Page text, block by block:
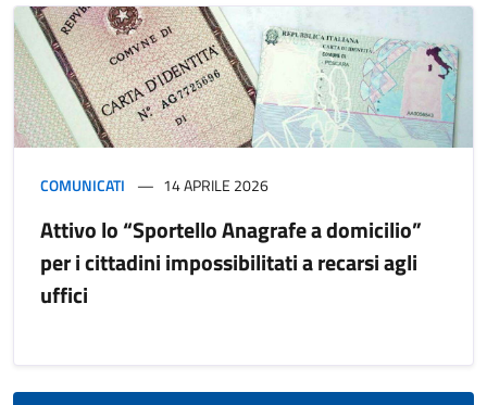
COMUNICATI 14 APRILE 2026
Attivo lo “Sportello Anagrafe a domicilio”
per i cittadini impossibilitati a recarsi agli
uffici